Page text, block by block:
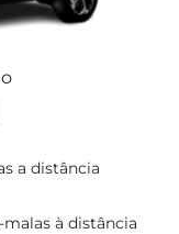
a distância
à distância